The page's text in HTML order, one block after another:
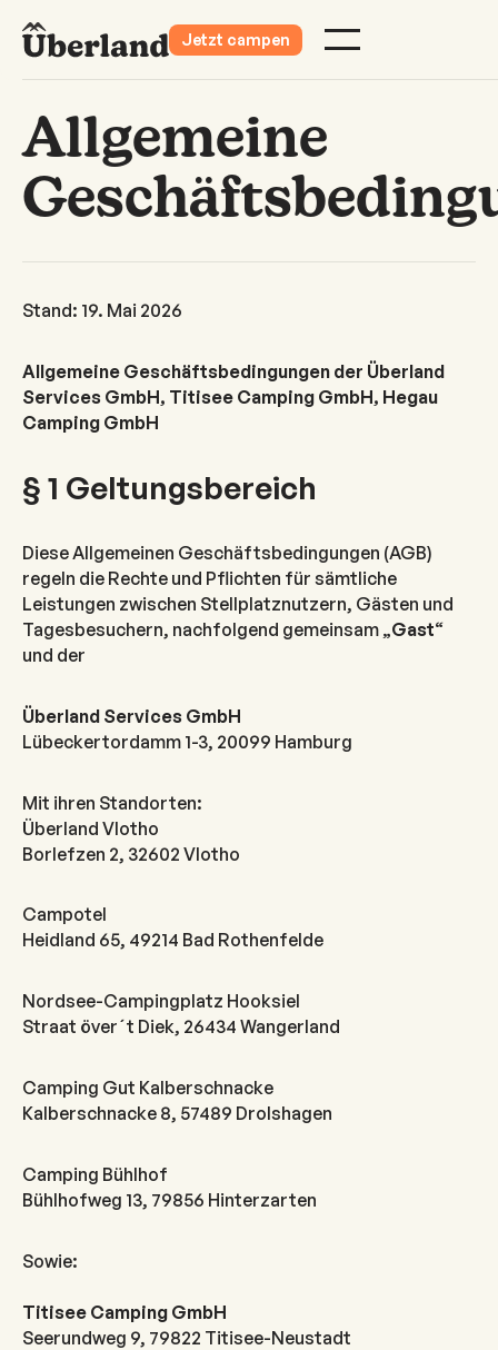
Jetzt campen
Allgemeine
Stand: 19. Mai 2026
Allgemeine Geschäftsbedingungen der Überland
Services GmbH, Titisee Camping GmbH, Hegau
Camping GmbH
§ 1 Geltungsbereich
Diese Allgemeinen Geschäftsbedingungen (AGB)
regeln die Rechte und Pflichten für sämtliche
Leistungen zwischen Stellplatznutzern, Gästen und
Tagesbesuchern, nachfolgend gemeinsam „Gast“
und der
Überland Services GmbH
Lübeckertordamm 1-3, 20099 Hamburg
Mit ihren Standorten:
Überland Vlotho
Borlefzen 2, 32602 Vlotho
Campotel
Heidland 65, 49214 Bad Rothenfelde
Nordsee-Campingplatz Hooksiel
Straat över´t Diek, 26434 Wangerland
Camping Gut Kalberschnacke
Kalberschnacke 8, 57489 Drolshagen
Camping Bühlhof
Bühlhofweg 13, 79856 Hinterzarten
Sowie:
Titisee Camping GmbH
Seerundweg 9, 79822 Titisee-Neustadt